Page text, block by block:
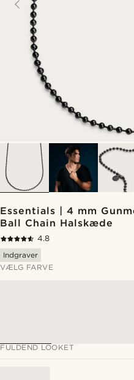
Essentials | 4 mm
Ball Chain Halskæde
4.8
Indgraver
VÆLG FARVE
FULDEND LOOKET